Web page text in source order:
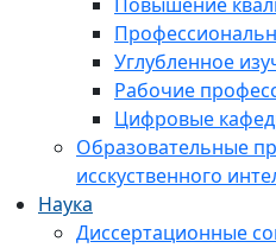
Углубленное
Рабочие
Цифровые
Образовательные
исскуственного
Наука
Диссертационные